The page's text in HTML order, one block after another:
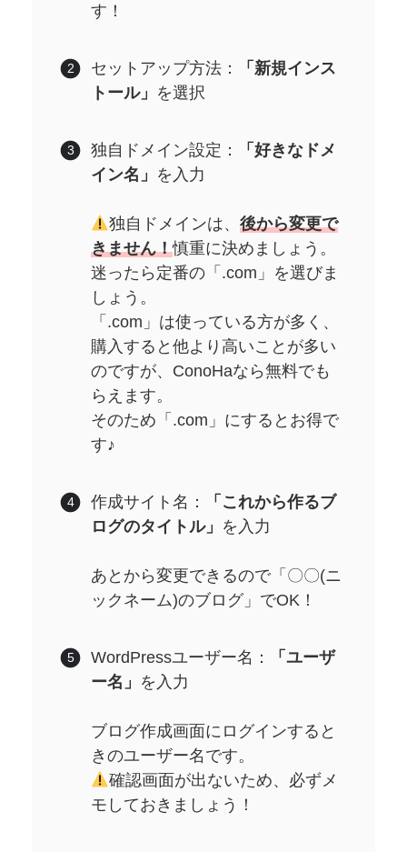
す！
セットアップ方法：
「新規インス
トール」 を選択
独自ドメイン設定：
「好きなドメ
イン名」 を入力
独自ドメインは、 後から変更で
きません！慎重に決めましょう。
迷ったら定番の「.com」を選びま
しょう。
「.com」は使っている方が多く、
購入すると他より高いことが多い
のですが、ConoHaなら無料でも
らえます。
そのため「.com」にするとお得で
す♪
作成サイト名：
「これから作るブ
ログのタイトル」 を入力
あとから変更できるので「〇〇(ニ
ックネーム)のブログ」でOK！
WordPressユーザー名：
「ユーザ
ー名」 を入力
ブログ作成画面にログインすると
きのユーザー名です。
確認画面が出ないため、必ずメ
モしておきましょう！